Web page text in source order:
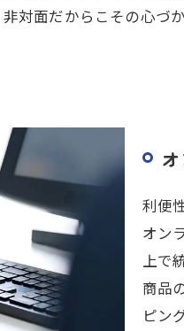
対面だからこその心づ
利便
オン
上で
商品
ピン